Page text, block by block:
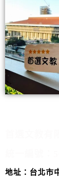
地址：台北市